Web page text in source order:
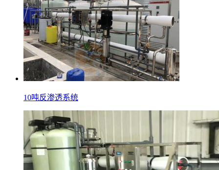
10吨反渗透系统